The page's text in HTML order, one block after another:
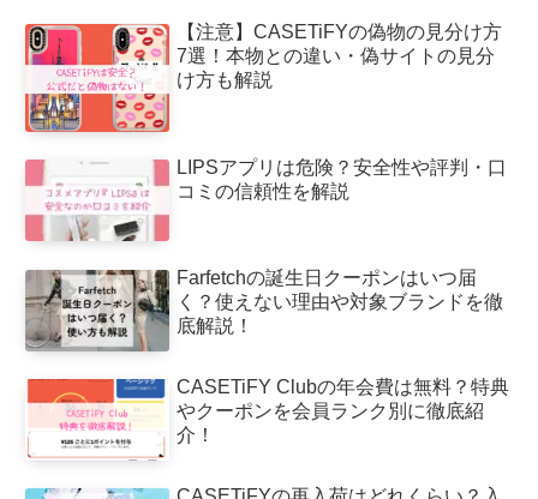
【注意】CASETiFYの偽物の見分け方
7選！本物との違い・偽サイトの見分
け方も解説
LIPSアプリは危険？安全性や評判・口
コミの信頼性を解説
Farfetchの誕生日クーポンはいつ届
く？使えない理由や対象ブランドを徹
底解説！
CASETiFY Clubの年会費は無料？特典
やクーポンを会員ランク別に徹底紹
介！